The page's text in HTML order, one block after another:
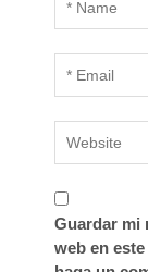
Guardar mi
web en